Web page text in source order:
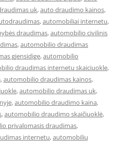
uk,auto draudimo kainos,
,automobiliai internetu,
draudimas,automobilio civilinis
,automobilio draudimas
gjensidige,automobilio
draudimas internetu skaiciuokle,
,automobilio draudimas kainos,
,automobilio draudimas uk,
,automobilio draudimo kaina,
,automobilio draudimo skaičiuoklė,
privalomasis draudimas,
internetu,automobilių